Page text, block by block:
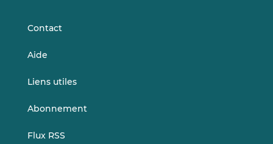
Contact
Aide
Liens utiles
Abonnement
Flux RSS